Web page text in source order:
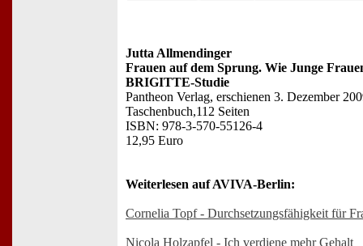
Jutta Allmendinger
Frauen auf dem Sprung. Wie Junge
BRIGITTE-Studie
Pantheon Verlag, erschienen 3. Dezember
Taschenbuch,112 Seiten
ISBN: 978-3-570-55126-4
12,95 Euro
Weiterlesen auf AVIVA-Berlin:
Cornelia Topf - Durchsetzungsfähigkeit für
Nicola Holzapfel - Ich verdiene mehr Gehalt